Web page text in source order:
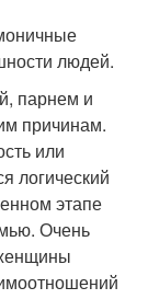
людей.
парнем и
причинам.
или
логический
этапе
Очень